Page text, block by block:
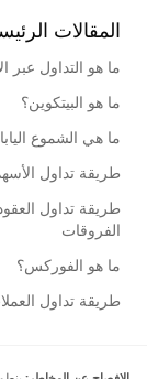
المقالات
ما هو التداول عبر
ما هو البيتكوين؟
ما هي الشموع
طريقة تداول
طريقة تداول
الفروقات
ما هو الفوركس؟
طريقة تداول